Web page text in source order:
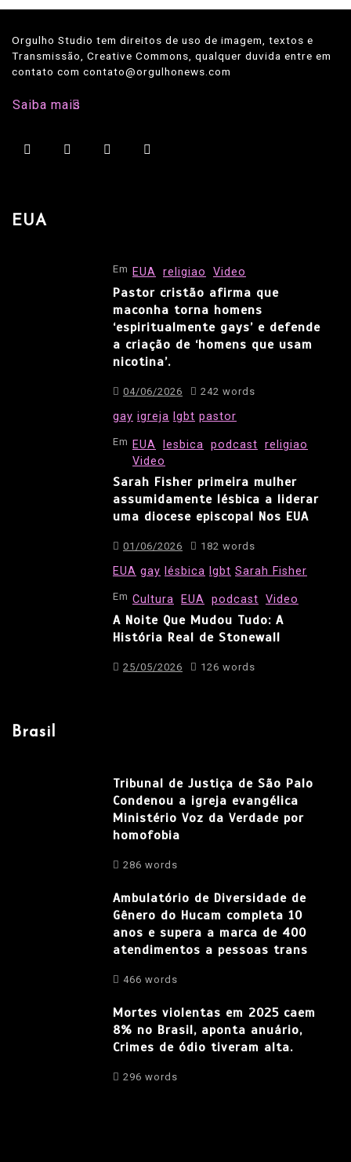
Orgulho Studio tem direitos de uso de imagem, textos e
Transmissão, Creative Commons, qualquer duvida entre em
contato com contato@orgulhonews.com
Saiba mais
EUA
Em EUA religiao Video
Pastor cristão afirma que
maconha torna homens
‘espiritualmente gays’ e defende
a criação de ‘homens que usam
nicotina’.
04/06/2026 242 words
gay igreja lgbt pastor
Em EUA lesbica podcast religiao
Video
Sarah Fisher primeira mulher
assumidamente lésbica a liderar
uma diocese episcopal Nos EUA
01/06/2026 182 words
EUA gay lésbica lgbt Sarah Fisher
Em Cultura EUA podcast Video
A Noite Que Mudou Tudo: A
História Real de Stonewall
25/05/2026 126 words
Brasil
Tribunal de Justiça de São Palo
Condenou a igreja evangélica
Ministério Voz da Verdade por
homofobia
286 words
Ambulatório de Diversidade de
Gênero do Hucam completa 10
anos e supera a marca de 400
atendimentos a pessoas trans
466 words
Mortes violentas em 2025 caem
8% no Brasil, aponta anuário,
Crimes de ódio tiveram alta.
296 words